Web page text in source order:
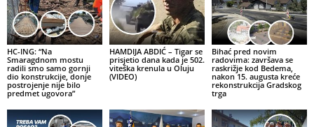
HC-ING: “Na
Smaragdnom mostu
radili smo samo gornji
dio konstrukcije, donje
postrojenje nije bilo
predmet ugovora”
HAMDIJA ABDIĆ – Tigar se
prisjetio dana kada je 502.
viteška krenula u Oluju
(VIDEO)
Bihać pred novim
radovima: završava se
raskrižje kod Bedema,
nakon 15. augusta kreće
rekonstrukcija Gradskog
trga